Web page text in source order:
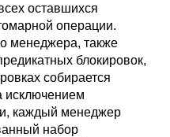
оставшихся
операции.
менеджера, также
блокировок,
собирается
исключением
каждый менеджер
набор